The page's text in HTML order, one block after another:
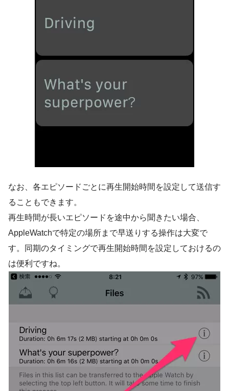
なお、各エピソードごとに再生開始時間を設定して送信す
ることもできます。
再生時間が長いエピソードを途中から聞きたい場合、
AppleWatchで特定の場所まで早送りする操作は大変で
す。同期のタイミングで再生開始時間を設定しておけるの
は便利ですね。